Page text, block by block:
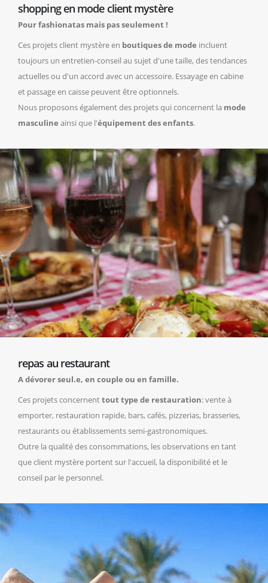
shopping en mode client mystère
Pour fashionatas mais pas seulement !
Ces projets client mystère en boutiques de mode incluent
toujours un entretien-conseil au sujet d'une taille, des tendances
actuelles ou d'un accord avec un accessoire. Essayage en cabine
et passage en caisse peuvent être optionnels.
Nous proposons également des projets qui concernent la mode
masculine ainsi que l'équipement des enfants.
repas au restaurant
A dévorer seul.e, en couple ou en famille.
Ces projets concernenttout type de restauration: vente à
emporter, restauration rapide, bars, cafés, pizzerias, brasseries,
restaurants ou établissements semi-gastronomiques.
Outre la qualité des consommations, les observations en tant
que client mystère portent sur l'accueil, la disponibilité et le
conseil par le personnel.